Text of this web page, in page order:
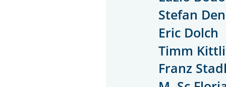
Stefan
Eric Dolch
Timm
Franz